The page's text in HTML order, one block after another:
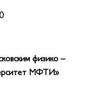
физико –
МФТИ»